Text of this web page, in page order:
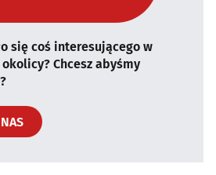
się coś interesującego w
Chcesz abyśmy